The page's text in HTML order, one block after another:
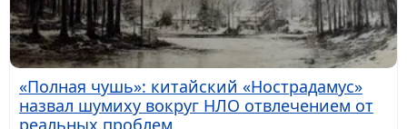
«Полная чушь»: китайский «Нострадамус»
назвал шумиху вокруг НЛО отвлечением от